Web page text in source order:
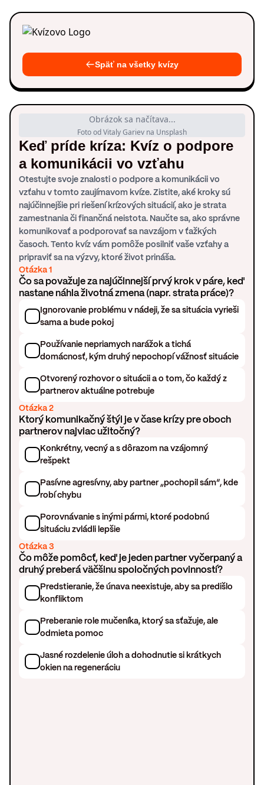
Späť na všetky kvízy
Obrázok sa načítava...
Foto od Vitaly Gariev na Unsplash
Keď príde kríza: Kvíz o podpore
a komunikácii vo vzťahu
Otestujte svoje znalosti o podpore a komunikácii vo
vzťahu v tomto zaujímavom kvíze. Zistite, aké kroky sú
najúčinnejšie pri riešení krízových situácií, ako je strata
zamestnania či finančná neistota. Naučte sa, ako správne
komunikovať a podporovať sa navzájom v ťažkých
časoch. Tento kvíz vám pomôže posilniť vaše vzťahy a
pripraviť sa na výzvy, ktoré život prináša.
Otázka 1
Čo sa považuje za najúčinnejší prvý krok v páre, keď
nastane náhla životná zmena (napr. strata práce)?
Ignorovanie problému v nádeji, že sa situácia vyrieši
sama a bude pokoj
Používanie nepriamych narážok a tichá
domácnosť, kým druhý nepochopí vážnosť situácie
Otvorený rozhovor o situácii a o tom, čo každý z
partnerov aktuálne potrebuje
Otázka 2
Ktorý komunikačný štýl je v čase krízy pre oboch
partnerov najviac užitočný?
Konkrétny, vecný a s dôrazom na vzájomný
rešpekt
Pasívne agresívny, aby partner „pochopil sám“, kde
robí chybu
Porovnávanie s inými pármi, ktoré podobnú
situáciu zvládli lepšie
Otázka 3
Čo môže pomôcť, keď je jeden partner vyčerpaný a
druhý preberá väčšinu spoločných povinností?
Predstieranie, že únava neexistuje, aby sa predišlo
konfliktom
Preberanie role mučeníka, ktorý sa sťažuje, ale
odmieta pomoc
Jasné rozdelenie úloh a dohodnutie si krátkych
okien na regeneráciu